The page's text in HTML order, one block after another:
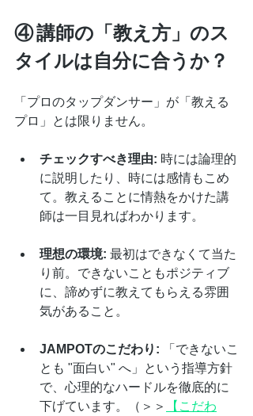
④ 講師の「教え方」のス
タイルは自分に合うか？
「プロのタップダンサー」が「教える
プロ」とは限りません。
チェックすべき理由: 時には論理的
に説明したり、時には感情もこめ
て。教えることに情熱をかけた講
師は一目見ればわかります。
理想の環境: 最初はできなくて当た
り前。できないこともポジティブ
に、諦めずに教えてもらえる雰囲
気があること。
JAMPOTのこだわり: 「できないこ
とも "面白い" へ」という指導方針
で、心理的なハードルを徹底的に
下げています。（＞＞
【こだわ